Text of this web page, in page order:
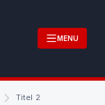
MENU
Titel 2